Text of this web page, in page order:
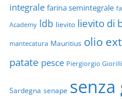
integrale farina semintegrale
Academy ldb lievito lievito di
mantecatura Mauritius olio
patate pesce Piergiorgio Giorilli
Sardegna senape